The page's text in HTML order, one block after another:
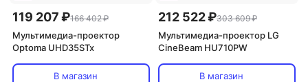
119 207 ₽166 402 ₽
Мультимедиа-проектор
Optoma UHD35STx
В магазин
212 522 ₽303 609 ₽
Мультимедиа-проектор LG
CineBeam HU710PW
В магазин